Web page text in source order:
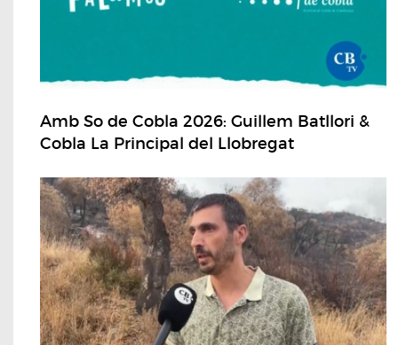
Amb So de Cobla 2026: Guillem Batllori &
Cobla La Principal del Llobregat